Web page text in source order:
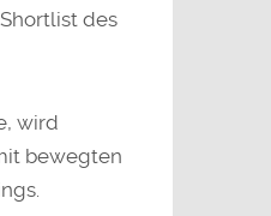
des
wird
bewegten